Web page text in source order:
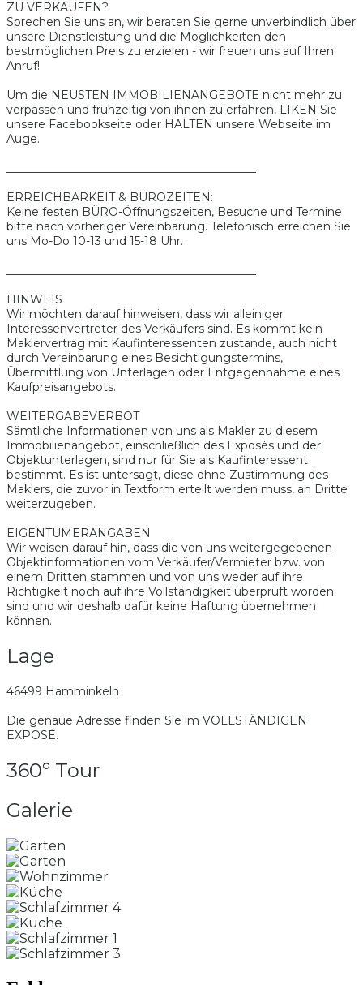
ZU VERKAUFEN?
Sprechen Sie uns an, wir beraten Sie gerne unverbindlich über
unsere Dienstleistung und die Möglichkeiten den
bestmöglichen Preis zu erzielen - wir freuen uns auf Ihren
Anruf!
Um die NEUSTEN IMMOBILIENANGEBOTE nicht mehr zu
verpassen und frühzeitig von ihnen zu erfahren, LIKEN Sie
unsere Facebookseite oder HALTEN unsere Webseite im
Auge.
ERREICHBARKEIT & BÜROZEITEN:
Keine festen BÜRO-Öffnungszeiten, Besuche und Termine
bitte nach vorheriger Vereinbarung. Telefonisch erreichen Sie
uns Mo-Do 10-13 und 15-18 Uhr.
HINWEIS
Wir möchten darauf hinweisen, dass wir alleiniger
Interessenvertreter des Verkäufers sind. Es kommt kein
Maklervertrag mit Kaufinteressenten zustande, auch nicht
durch Vereinbarung eines Besichtigungstermins,
Übermittlung von Unterlagen oder Entgegennahme eines
Kaufpreisangebots.
WEITERGABEVERBOT
Sämtliche Informationen von uns als Makler zu diesem
Immobilienangebot, einschließlich des Exposés und der
Objektunterlagen, sind nur für Sie als Kaufinteressent
bestimmt. Es ist untersagt, diese ohne Zustimmung des
Maklers, die zuvor in Textform erteilt werden muss, an Dritte
weiterzugeben.
EIGENTÜMERANGABEN
Wir weisen darauf hin, dass die von uns weitergegebenen
Objektinformationen vom Verkäufer/Vermieter bzw. von
einem Dritten stammen und von uns weder auf ihre
Richtigkeit noch auf ihre Vollständigkeit überprüft worden
sind und wir deshalb dafür keine Haftung übernehmen
können.
Lage
46499 Hamminkeln
Die genaue Adresse finden Sie im VOLLSTÄNDIGEN
EXPOSÉ.
360° Tour
Galerie